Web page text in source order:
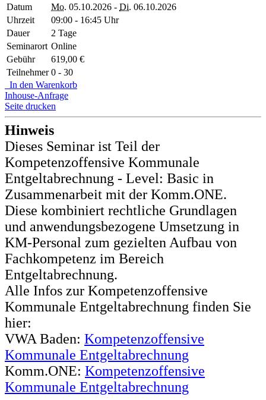
Datum
Mo. 05.10.2026 - Di. 06.10.2026
Uhrzeit
09:00 - 16:45 Uhr
Dauer
2 Tage
Seminarort Online
Gebühr
619,00 €
Teilnehmer 0 - 30
In den Warenkorb
Inhouse-Anfrage
Seite drucken
Hinweis
Dieses Seminar ist Teil der
Kompetenzoffensive Kommunale
Entgeltabrechnung - Level: Basic in
Zusammenarbeit mit der Komm.ONE.
Diese kombiniert rechtliche Grundlagen
und anwendungsbezogene Umsetzung in
KM-Personal zum gezielten Aufbau von
Fachkompetenz im Bereich
Entgeltabrechnung.
Alle Infos zur Kompetenzoffensive
Kommunale Entgeltabrechnung finden Sie
hier:
VWA Baden: Kompetenzoffensive
Kommunale Entgeltabrechnung
Komm.ONE: Kompetenzoffensive
Kommunale Entgeltabrechnung